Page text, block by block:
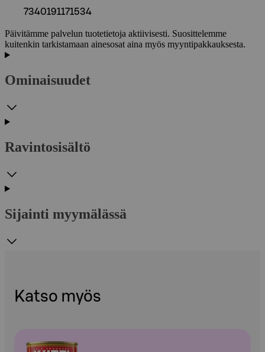
7340191171534
Päivitämme palvelun tuotetietoja aktiivisesti. Suosittelemme
kuitenkin tarkistamaan ainesosat aina myös myyntipakkauksesta.
Ominaisuudet
Ravintosisältö
Sijainti myymälässä
Katso myös